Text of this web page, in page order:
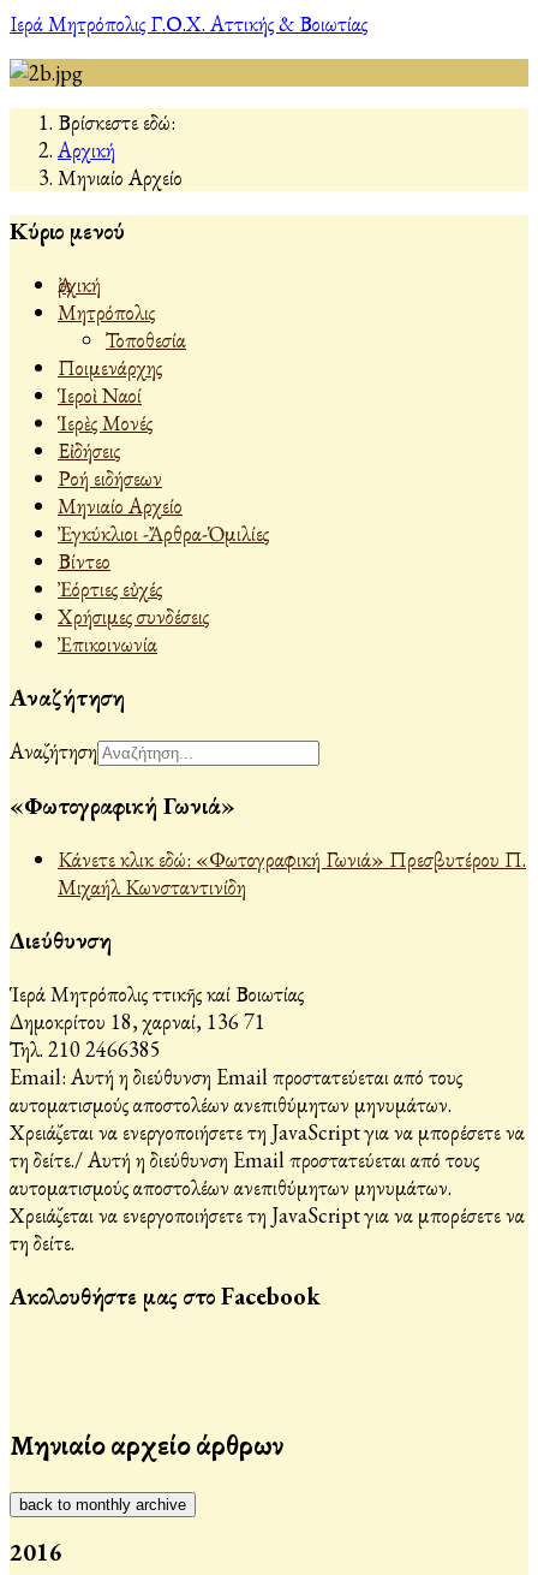
Ιερά Μητρόπολις Γ.Ο.Χ. Αττικής & Βοιωτίας
Βρίσκεστε εδώ:
Αρχική
Μηνιαίο Αρχείο
Κύριο μενού
Ἀρχική
Μητρόπολις
Τοποθεσία
Ποιμενάρχης
Ἱεροὶ Ναοί
Ἱερὲς Μονές
Εἰδήσεις
Ροή ειδήσεων
Μηνιαίο Αρχείο
Ἐγκύκλιοι -Ἄρθρα-Ὁμιλίες
Βίντεο
Ἐόρτιες εὐχές
Χρήσιμες συνδέσεις
Ἐπικοινωνία
Αναζήτηση
Αναζήτηση
«Φωτογραφική Γωνιά»
Κάνετε κλικ εδώ: «Φωτογραφική Γωνιά» Πρεσβυτέρου Π.
Μιχαήλ Κωνσταντινίδη
Διεύθυνση
Ἱερά Μητρόπολις Ἀττικῆς καί Βοιωτίας
Δημοκρίτου 18, Ἀχαρναί, 136 71
Τηλ. 210 2466385
Email: Αυτή η διεύθυνση Email προστατεύεται από τους
αυτοματισμούς αποστολέων ανεπιθύμητων μηνυμάτων.
Χρειάζεται να ενεργοποιήσετε τη JavaScript για να μπορέσετε να
τη δείτε./Αυτή η διεύθυνση Email προστατεύεται από τους
αυτοματισμούς αποστολέων ανεπιθύμητων μηνυμάτων.
Χρειάζεται να ενεργοποιήσετε τη JavaScript για να μπορέσετε να
τη δείτε.
Ακολουθήστε μας στο Facebook
Μηνιαίο αρχείο άρθρων
back to monthly archive
2016